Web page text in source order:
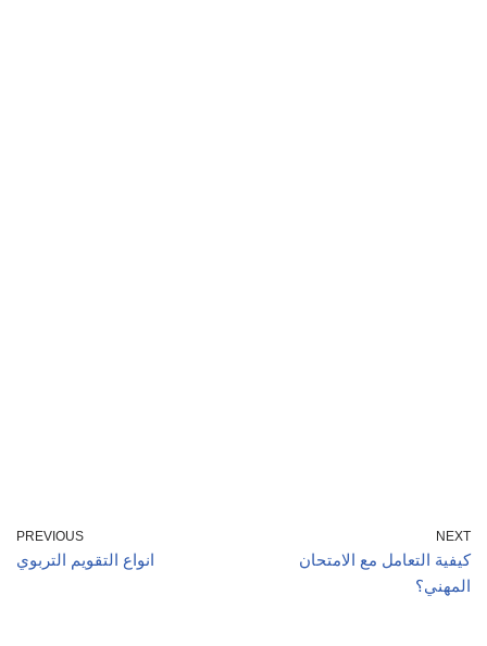
PREVIOUS
انواع التقويم التربوي
NEXT
كيفية التعامل مع الامتحان
المهني؟